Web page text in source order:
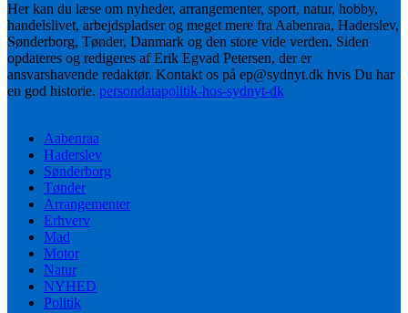
Her kan du læse om nyheder, arrangementer, sport, natur, hobby,
handelslivet, arbejdspladser og meget mere fra Aabenraa, Haderslev,
Sønderborg, Tønder, Danmark og den store vide verden. Siden
opdateres og redigeres af Erik Egvad Petersen, der er
ansvarshavende redaktør. Kontakt os på ep@sydnyt.dk hvis Du har
en god historie. persondatapolitik-hos-sydnyt-dk
Aabenraa
Haderslev
Sønderborg
Tønder
Arrangementer
Erhverv
Mad
Motor
Natur
NYHED
Politik